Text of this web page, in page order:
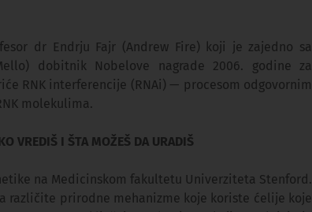
dr Endrju Fajr (Andrew Fire) koji je zajedno sa
dobitnik Nobelove nagrade 2006. godine za
RNK interferencije (RNAi) — procesom odgovornim
molekulima.
VREDIŠ I ŠTA MOŽEŠ DA URADIŠ
na Medicinskom fakultetu Univerziteta Stenford.
različite prirodne mehanizme koje koriste ćelije koje